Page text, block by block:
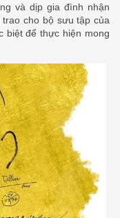
và dịp gia đình nhận
cho bộ sưu tập của
biệt để thực hiện mong